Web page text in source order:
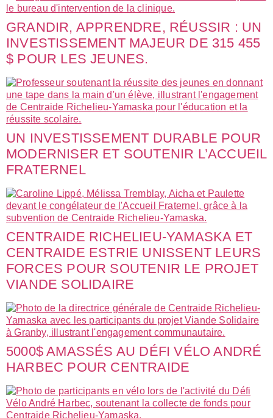
GRANDIR, APPRENDRE, RÉUSSIR : UN
INVESTISSEMENT MAJEUR DE 315 455
$ POUR LES JEUNES.
UN INVESTISSEMENT DURABLE POUR
MODERNISER ET SOUTENIR L’ACCUEIL
FRATERNEL
CENTRAIDE RICHELIEU-YAMASKA ET
CENTRAIDE ESTRIE UNISSENT LEURS
FORCES POUR SOUTENIR LE PROJET
VIANDE SOLIDAIRE
5000$ AMASSÉS AU DÉFI VÉLO ANDRÉ
HARBEC POUR CENTRAIDE